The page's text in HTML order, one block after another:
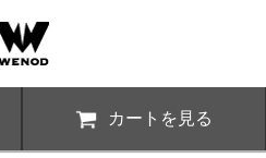
カートを見る